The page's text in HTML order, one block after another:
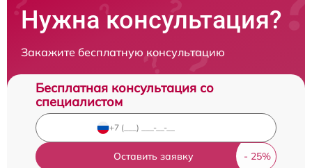
Нужна консультация?
Закажите бесплатную консультацию
Бесплатная консультация со
специалистом
Оставить заявку